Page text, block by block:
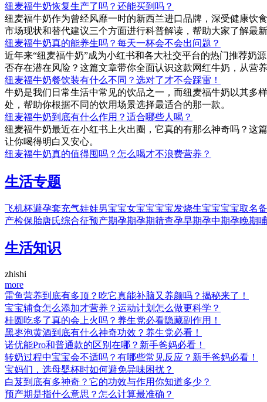
纽麦福牛奶恢复生产了吗？还能买到吗？
纽麦福牛奶作为曾经风靡一时的新西兰进口品牌，深受健康饮
市场现状和替代建议三个方面进行科普解读，帮助大家了解最
纽麦福牛奶真的能养生吗？每天一杯会不会出问题？
近年来“纽麦福牛奶”成为小红书和各大社交平台的热门推荐
否存在潜在风险？这篇文章带你全面认识这款网红牛奶，从营
纽麦福牛奶餐饮装有什么不同？选对了才不会踩雷！
牛奶是我们日常生活中常见的饮品之一，而纽麦福牛奶以其多
处，帮助你根据不同的饮用场景选择最适合的那一款。
纽麦福牛奶到底有什么作用？适合哪些人喝？
纽麦福牛奶最近在小红书上火出圈，它真的有那么神奇吗？这
让你喝得明白又安心。
纽麦福牛奶真的值得囤吗？怎么喝才不浪费营养？
生活专题
飞机杯避孕套充气娃娃男宝宝女宝宝宝宝发烧生宝宝宝宝取名
产检保胎唐氏综合征预产期孕期孕期筛查孕早期孕中期孕晚期
生活知识
zhishi
more
雷鱼营养到底有多顶？吃它真能补脑又养颜吗？揭秘来了！
宝宝辅食怎么添加才营养？运动计划怎么做更科学？
桂圆吃多了真的会上火吗？养生党必看隐藏副作用！
黑枣泡黄酒到底有什么神奇功效？养生党必看！
诺优能Pro和普通款的区别在哪？新手爸妈必看！
转奶过程中宝宝会不适吗？有哪些常见反应？新手爸妈必看！
宝妈们，选母婴杯时如何避免异味困扰？
白芨到底有多神奇？它的功效与作用你知道多少？
预产期是指什么意思？怎么计算最准确？